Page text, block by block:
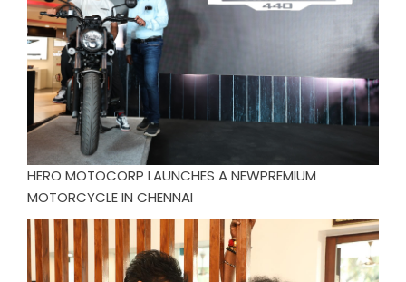
HERO MOTOCORP LAUNCHES A NEWPREMIUM
MOTORCYCLE IN CHENNAI